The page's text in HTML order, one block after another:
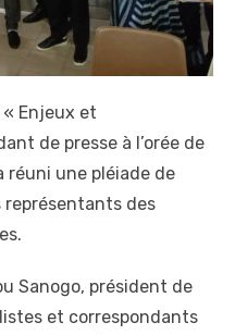
« Enjeux et
de presse à l’orée de
réuni une pléiade de
représentants des
Sanogo, président de
et correspondants